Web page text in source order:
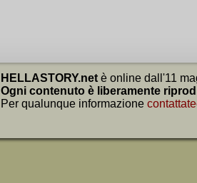
HELLASTORY.net è online dall'11
Ogni contenuto è liberamente
Per qualunque informazione